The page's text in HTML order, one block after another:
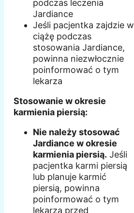
podczas leczenia
Jardiance
Jeśli pacjentka zajdzie w
ciążę podczas
stosowania Jardiance,
powinna niezwłocznie
poinformować o tym
lekarza
Stosowanie w okresie
karmienia piersią:
Nie należy stosować
Jardiance w okresie
karmienia piersią. Jeśli
pacjentka karmi piersią
lub planuje karmić
piersią, powinna
poinformować o tym
lekarza przed